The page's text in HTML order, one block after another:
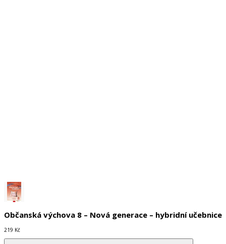
Občanská výchova 8 – Nová generace – hybridní učebnice
219 Kč